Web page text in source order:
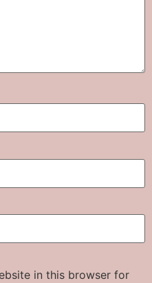
in this browser for